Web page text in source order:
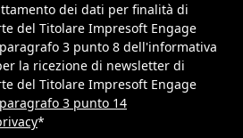
dei dati per finalità di
del Titolare Impresoft Engage
3 punto 8 dell'informativa
la ricezione di newsletter di
del Titolare Impresoft Engage
paragrafo 3 punto 14
*